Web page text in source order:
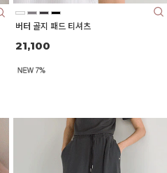
버터 골지 패드 티셔츠
21,100